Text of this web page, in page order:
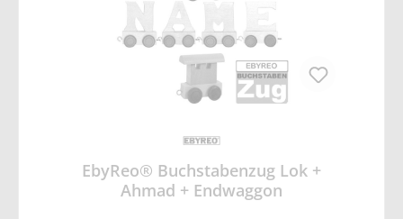
EbyReo® Buchstabenzug Lok +
Ahmad + Endwaggon